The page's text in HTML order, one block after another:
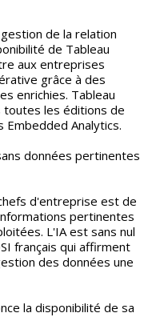
de Tableau
aux entreprises
grâce à des
enrichies. Tableau
toutes les éditions de
Embedded Analytics.
données pertinentes
d'entreprise est de
pertinentes
L'IA est sans nul
français qui affirment
des données une
la disponibilité de sa